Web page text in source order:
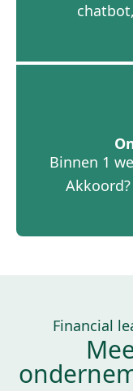
Binnen 1
Financial